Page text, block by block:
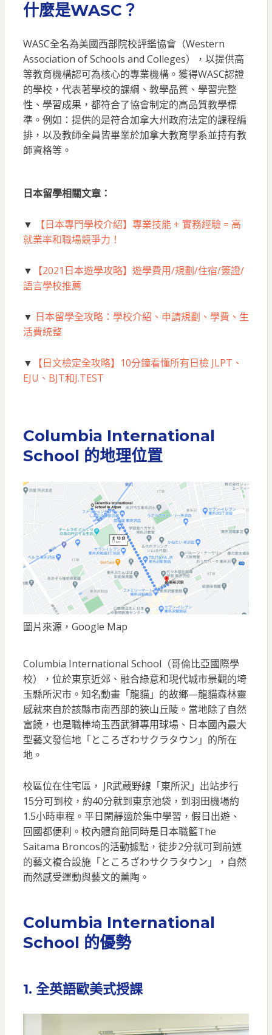
什麼是WASC？
WASC全名為美國西部院校評鑑協會（Western
Association of Schools and Colleges），以提供高
等教育機構認可為核心的專業機構。獲得WASC認證
的學校，代表著學校的課綱、教學品質、學習完整
性、學習成果，都符合了協會制定的高品質教學標
準。例如：提供的是符合加拿大州政府法定的課程編
排，以及教師全員皆畢業於加拿大教育學系並持有教
師資格等。
日本留學相關文章：
▼
【日本專門學校介紹】專業技能 + 實務經驗 = 高
就業率和職場競爭力！
▼ 【2021日本遊學攻略】遊學費用/規劃/住宿/簽證/
語言學校推薦
▼ 日本留學全攻略：學校介紹、申請規劃、學費、生
活費統整
▼ 【日文檢定全攻略】10分鐘看懂所有日檢 JLPT、
EJU、BJT和J.TEST
Columbia International
School 的地理位置
圖片來源，Google Map
Columbia International School（哥倫比亞國際學
校），位於東京近郊、融合綠意和現代城市景觀的埼
玉縣所沢市。知名動畫「龍貓」的故鄉—龍貓森林靈
感就來自於該縣市南西部的狹山丘陵。當地除了自然
富饒，也是職棒埼玉西武獅專用球場、日本國內最大
型藝文發信地「ところざわサクラタウン」的所在
地。
校區位在住宅區， JR武蔵野線「東所沢」出站步行
15分可到校，約40分就到東京池袋，到羽田機場約
1.5小時車程。平日閑靜適於集中學習，假日出遊、
回國都便利。校內體育館同時是日本職籃The
Saitama Broncos的活動據點，徒步2分就可到前述
的藝文複合設施「ところざわサクラタウン」，自然
而然感受運動與藝文的薰陶。
Columbia International
School 的優勢
1. 全英語歐美式授課